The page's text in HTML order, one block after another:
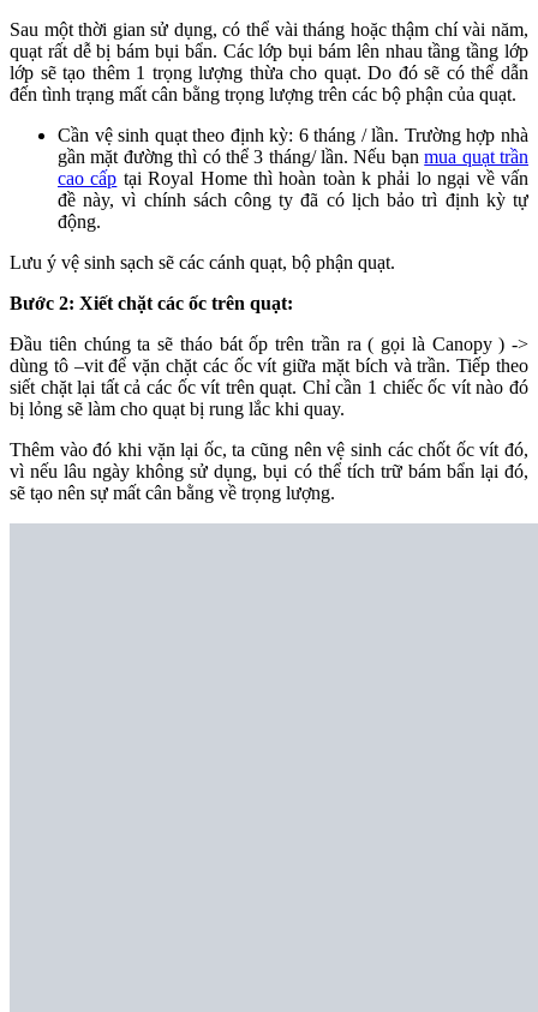
Sau một thời gian sử dụng, có thể vài tháng hoặc thậm chí vài năm,
quạt rất dễ bị bám bụi bẩn. Các lớp bụi bám lên nhau tầng tầng lớp
lớp sẽ tạo thêm 1 trọng lượng thừa cho quạt. Do đó sẽ có thể dẫn
đến tình trạng mất cân bằng trọng lượng trên các bộ phận của quạt.
Cần vệ sinh quạt theo định kỳ: 6 tháng / lần. Trường hợp nhà
gần mặt đường thì có thể 3 tháng/ lần. Nếu bạnmua quạt trần
cao cấp tại Royal Home thì hoàn toàn k phải lo ngại về vấn
đề này, vì chính sách công ty đã có lịch bảo trì định kỳ tự
động.
Lưu ý vệ sinh sạch sẽ các cánh quạt, bộ phận quạt.
Bước 2: Xiết chặt các ốc trên quạt:
Đầu tiên chúng ta sẽ tháo bát ốp trên trần ra ( gọi là Canopy ) ->
dùng tô –vit để vặn chặt các ốc vít giữa mặt bích và trần. Tiếp theo
siết chặt lại tất cả các ốc vít trên quạt. Chỉ cần 1 chiếc ốc vít nào đó
bị lỏng sẽ làm cho quạt bị rung lắc khi quay.
Thêm vào đó khi vặn lại ốc, ta cũng nên vệ sinh các chốt ốc vít đó,
vì nếu lâu ngày không sử dụng, bụi có thể tích trữ bám bẩn lại đó,
sẽ tạo nên sự mất cân bằng về trọng lượng.